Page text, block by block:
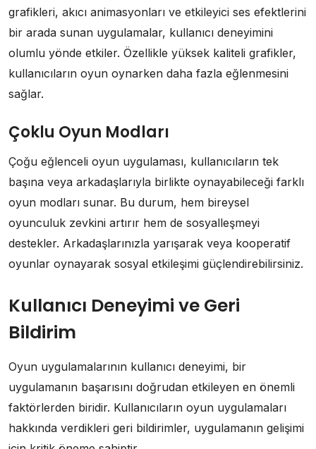
grafikleri, akıcı animasyonları ve etkileyici ses efektlerini
bir arada sunan uygulamalar, kullanıcı deneyimini
olumlu yönde etkiler. Özellikle yüksek kaliteli grafikler,
kullanıcıların oyun oynarken daha fazla eğlenmesini
sağlar.
Çoklu Oyun Modları
Çoğu eğlenceli oyun uygulaması, kullanıcıların tek
başına veya arkadaşlarıyla birlikte oynayabileceği farklı
oyun modları sunar. Bu durum, hem bireysel
oyunculuk zevkini artırır hem de sosyalleşmeyi
destekler. Arkadaşlarınızla yarışarak veya kooperatif
oyunlar oynayarak sosyal etkileşimi güçlendirebilirsiniz.
Kullanıcı Deneyimi ve Geri
Bildirim
Oyun uygulamalarının kullanıcı deneyimi, bir
uygulamanın başarısını doğrudan etkileyen en önemli
faktörlerden biridir. Kullanıcıların oyun uygulamaları
hakkında verdikleri geri bildirimler, uygulamanın gelişimi